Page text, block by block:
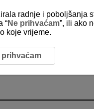
radnje i poboljšanja
“Ne prihvaćam”, ili ako
koje vrijeme.
prihvaćam